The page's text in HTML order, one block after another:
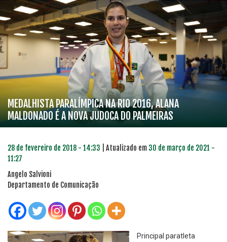
MEDALHISTA PARALÍMPICA NA RIO 2016, ALANA
MALDONADO É A NOVA JUDOCA DO PALMEIRAS
28 de fevereiro de 2018 - 14:33 | Atualizado em 30 de março de 2021 -
11:27
Angelo Salvioni
Departamento de Comunicação
Principal paratleta